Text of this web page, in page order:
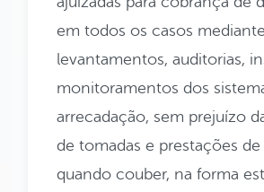
em todos os casos mediante
levantamentos, auditorias,
monitoramentos dos
arrecadação, sem prejuízo
de tomadas e prestações
quando couber, na forma